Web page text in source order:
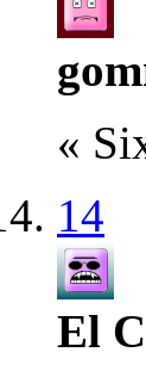
«
14
El